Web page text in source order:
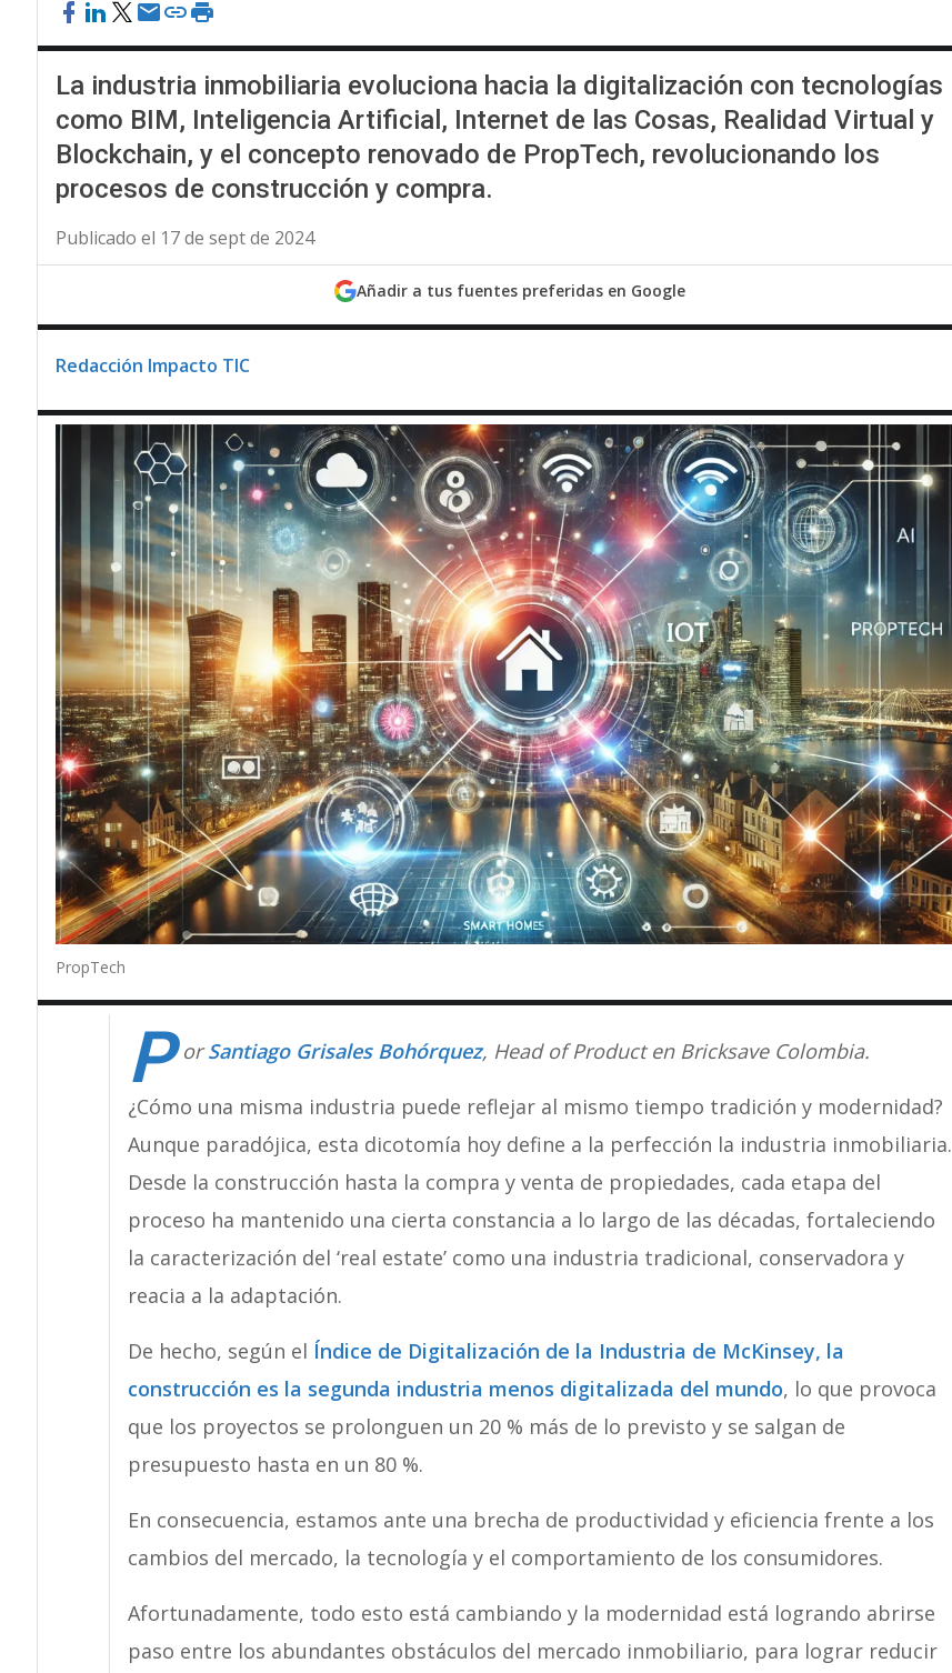
La industria inmobiliaria evoluciona hacia la digitalización con tecnologías
como BIM, Inteligencia Artificial, Internet de las Cosas, Realidad Virtual y
Blockchain, y el concepto renovado de PropTech, revolucionando los
procesos de construcción y compra.
Publicado el 17 de sept de 2024
Añadir a tus fuentes preferidas en Google
Redacción Impacto TIC
PropTech
P orSantiago Grisales Bohórquez, Head of Product en Bricksave Colombia.
¿Cómo una misma industria puede reflejar al mismo tiempo tradición y modernidad?
Aunque paradójica, esta dicotomía hoy define a la perfección la industria inmobiliaria.
Desde la construcción hasta la compra y venta de propiedades, cada etapa del
proceso ha mantenido una cierta constancia a lo largo de las décadas, fortaleciendo
la caracterización del ‘real estate’ como una industria tradicional, conservadora y
reacia a la adaptación.
De hecho, según el Índice de Digitalización de la Industria de McKinsey, la
construcción es la segunda industria menos digitalizada del mundo, lo que provoca
que los proyectos se prolonguen un 20 % más de lo previsto y se salgan de
presupuesto hasta en un 80 %.
En consecuencia, estamos ante una brecha de productividad y eficiencia frente a los
cambios del mercado, la tecnología y el comportamiento de los consumidores.
Afortunadamente, todo esto está cambiando y la modernidad está logrando abrirse
paso entre los abundantes obstáculos del mercado inmobiliario, para lograr reducir